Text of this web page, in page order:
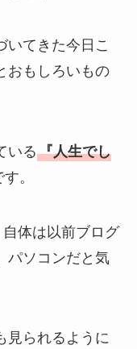
いてきた今日こ
おもしろいもの
いる『人生でし
。
自体は以前ブログ
パソコンだと気
見られるように